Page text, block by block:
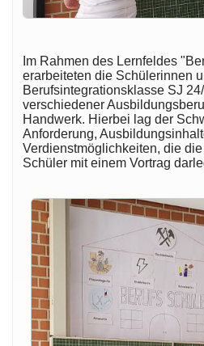
Im Rahmen des Lernfeldes
erarbeiteten die Schülerinnen
Berufsintegrationsklasse SJ
verschiedener
Handwerk. Hierbei lag der
Anforderung,
Verdienstmöglichkeiten, die
Schüler mit einem Vortrag